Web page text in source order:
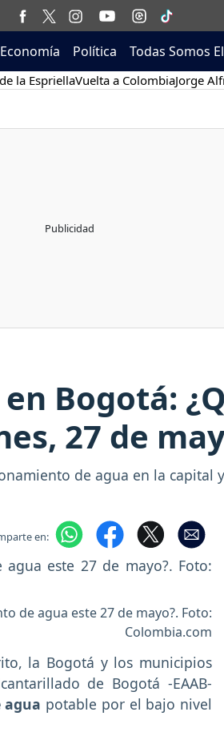
Economía Política Todas Somos
la EspriellaVuelta a ColombiaJorge
Bogotá:
27 de
de agua en la capital
en:
de agua este 27 de mayo?. Foto:
Colombia.com
la Bogotá y los municipios
de Bogotá -EAAB-
agua potable por el bajo nivel